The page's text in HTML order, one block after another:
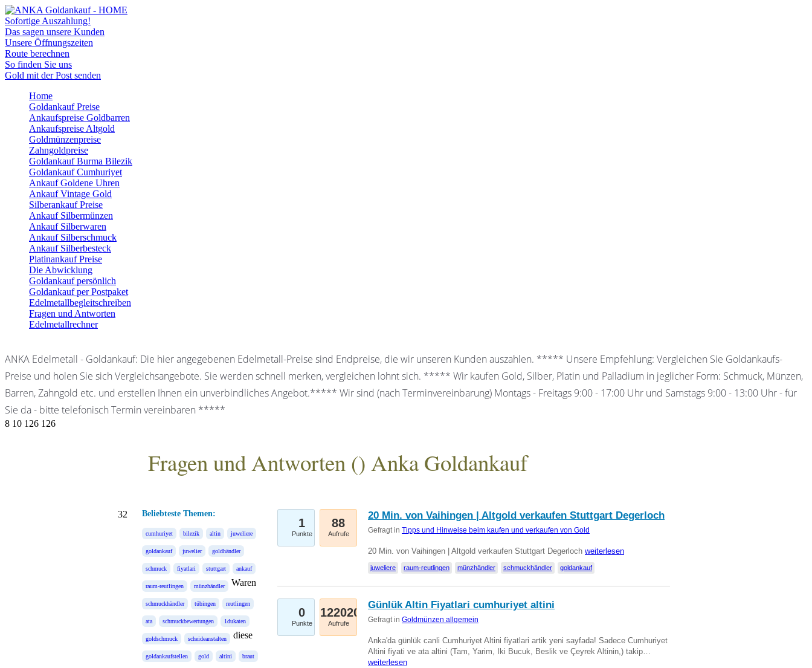
Sofortige Auszahlung!
Das sagen unsere Kunden
Unsere Öffnungszeiten
Route berechnen
So finden Sie uns
Gold mit der Post senden
Home
Goldankauf Preise
Ankaufspreise Goldbarren
Ankaufspreise Altgold
Goldmünzenpreise
Zahngoldpreise
Goldankauf Burma Bilezik
Goldankauf Cumhuriyet
Ankauf Goldene Uhren
Ankauf Vintage Gold
Silberankauf Preise
Ankauf Silbermünzen
Ankauf Silberwaren
Ankauf Silberschmuck
Ankauf Silberbesteck
Platinankauf Preise
Die Abwicklung
Goldankauf persönlich
Goldankauf per Postpaket
Edelmetallbegleitschreiben
Fragen und Antworten
Edelmetallrechner
ANKA Edelmetall - Goldankauf: Die hier angegebenen Edelmetall-Preise sind Endpreise, die wir unseren Kunden auszahlen. ***** Unsere Empfehlung: Vergleichen Sie Goldankaufs-
Preise und holen Sie sich Vergleichsangebote. Sie werden schnell merken, vergleichen lohnt sich. ***** Wir kaufen Gold, Silber, Platin und Palladium in jeglicher Form: Schmuck, Münzen,
Barren, Zahngold etc. und erstellen Ihnen ein unverbindliches Angebot.***** Wir sind (nach Terminvereinbarung) Montags - Freitags 9:00 - 17:00 Uhr und Samstags 9:00 - 13:00 Uhr - für
Sie da - bitte telefonisch Termin vereinbaren *****
8 10 126 126
Fragen und Antworten () Anka Goldankauf
Beliebteste Themen:
cumhuriyet bilezik altin juweliere
goldankauf juwelier goldhändler
schmuck fiyatlari stuttgart ankauf
raum-reutlingen münzhändler
schmuckhändler tübingen reutlingen
ata schmuckbewertungen 1dukaten
goldschmuck scheideanstalten
goldankaufstellen gold altini braut
Waren
diese
1
Punkte
88
Aufrufe
20 Min. von Vaihingen | Altgold verkaufen Stuttgart Degerloch
Gefragt in Tipps und Hinweise beim kaufen und verkaufen von Gold
20 Min. von Vaihingen | Altgold verkaufen Stuttgart Degerloch weiterlesen
juweliere raum-reutlingen münzhändler schmuckhändler goldankauf
0
Punkte
122020
Aufrufe
Günlük Altin Fiyatlari cumhuriyet altini
Gefragt in Goldmünzen allgemein
Anka'da günlük canli Cumhuriyet Altini fiyatlari artik yeni sayfada! Sadece Cumhuriyet
Altini fiyati ve ata altini (Tam, Yarim, Iki Bucuk, Beslik ve Çeyrek Altinin,) takip…
weiterlesen
32